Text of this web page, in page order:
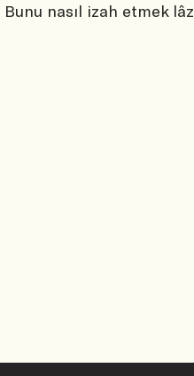
nasıl izah etmek